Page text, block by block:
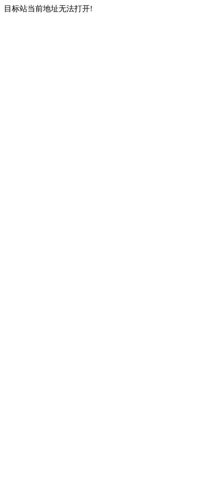
目标站当前地址无法打开!